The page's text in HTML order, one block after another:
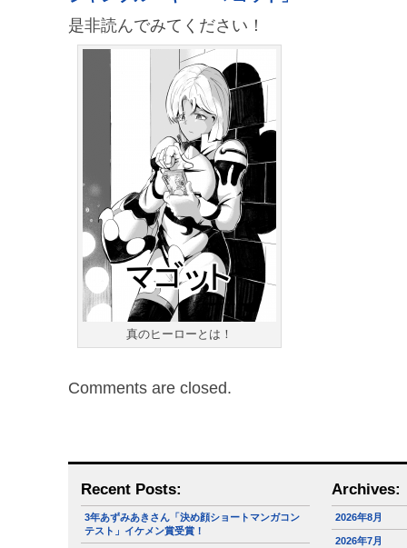
是非読んでみてください！
真のヒーローとは！
Comments are closed.
Recent Posts:
3年あずみあきさん「決め顔ショートマンガコン
テスト」イケメン賞受賞！
Archives:
2026年8月
2026年7月